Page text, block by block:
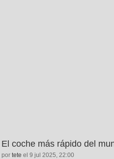
El coche más rápido del
por tete el 9 jul 2025, 22:00